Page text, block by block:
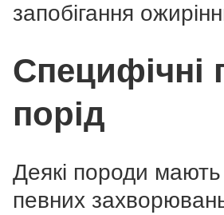
запобігання
Специфічні
порід
Деякі породи мають
певних